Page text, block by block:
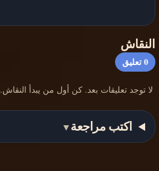
النقاش
0تعليق
لا توجد تعليقات بعد. كن أول من يبدأ النقاش.
اكتب مراجعة▼